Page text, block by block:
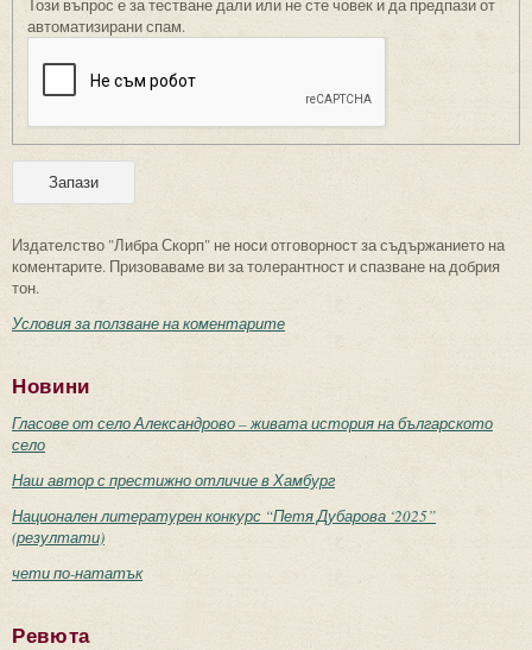
Този въпрос е за тестване дали или не сте човек и да предпази от
автоматизирани спам.
Издателство "Либра Скорп" не носи отговорност за съдържанието на
коментарите. Призоваваме ви за толерантност и спазване на добрия
тон.
Условия за ползване на коментарите
Новини
Гласове от село Александрово – живата история на българското
село
Наш автор с престижно отличие в Хамбург
Национален литературен конкурс “Петя Дубарова ‘2025”
(резултати)
чети по-нататък
Ревюта